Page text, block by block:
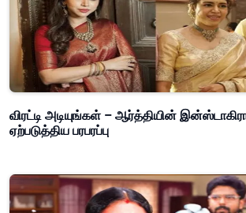
விரட்டி அடியுங்கள் – ஆர்த்தியின்
ஏற்படுத்திய பரபரப்பு